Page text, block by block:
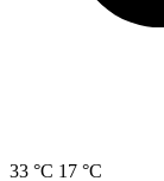
33 °C 17 °C